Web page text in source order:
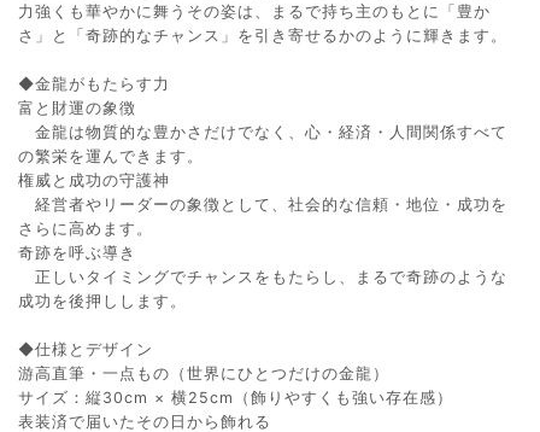
力強くも華やかに舞うその姿は、まるで持ち主のもとに「豊か
さ」と「奇跡的なチャンス」を引き寄せるかのように輝きます。
◆金龍がもたらす力
富と財運の象徴
金龍は物質的な豊かさだけでなく、心・経済・人間関係すべて
の繁栄を運んできます。
権威と成功の守護神
経営者やリーダーの象徴として、社会的な信頼・地位・成功を
さらに高めます。
奇跡を呼ぶ導き
正しいタイミングでチャンスをもたらし、まるで奇跡のような
成功を後押しします。
◆仕様とデザイン
游高直筆・一点もの（世界にひとつだけの金龍）
サイズ：縦30cm × 横25cm（飾りやすくも強い存在感）
表装済で届いたその日から飾れる